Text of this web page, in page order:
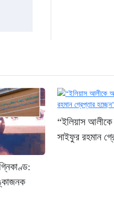
“ইলিয়াস
সাইফুর রহমান